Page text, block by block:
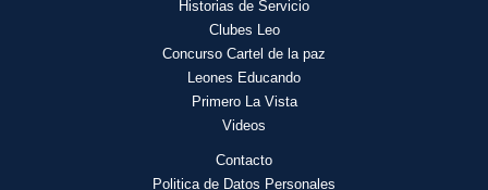
Historias de Servicio
Clubes Leo
Concurso Cartel de la paz
Leones Educando
Primero La Vista
Videos
Contacto
Politica de Datos Personales